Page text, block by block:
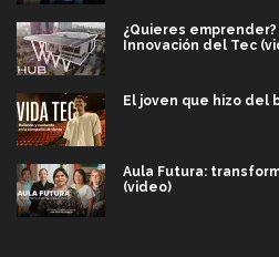
¿Quieres
Innovación del Tec
El joven que hizo del
Aula Futura:
(video)